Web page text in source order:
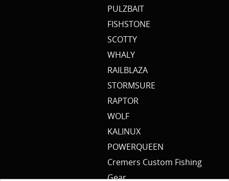
PULZBAIT
FISHSTONE
SCOTTY
WHALY
RAILBLAZA
STORMSURE
RAPTOR
WOLF
KALINUX
POWERQUEEN
Cremers Custom Fishing
Gear